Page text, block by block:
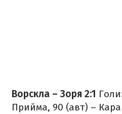
Ворскла – Зоря 2:1
Прийма, 90 (авт) –